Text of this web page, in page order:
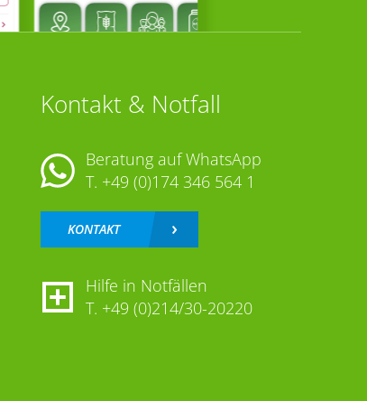
Kontakt & Notfall
Beratung auf WhatsApp
T. +49 (0)174 346 564 1
KONTAKT
Hilfe in Notfällen
T. +49 (0)214/30-20220